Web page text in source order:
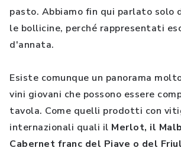
pasto. Abbiamo fin qui parlato solo
le bollicine, perché rappresentati
d'annata.
Esiste comunque un panorama
vini giovani che possono essere
tavola. Come quelli prodotti con
internazionali quali il Merlot, il
Cabernet franc del Piave o del